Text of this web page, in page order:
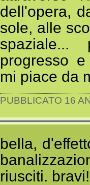
dell'opera,
sole, alle
progresso
mi piace da
PUBBLICATO 16
bella,
riusciti. bravi!